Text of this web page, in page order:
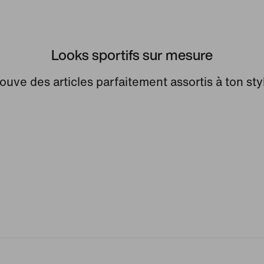
Looks sportifs sur mesure
des articles parfaitement assortis à ton